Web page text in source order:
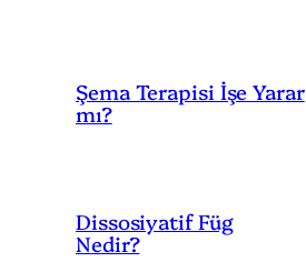
Şema Terapisi İşe Yarar
mı?
Dissosiyatif Füg
Nedir?